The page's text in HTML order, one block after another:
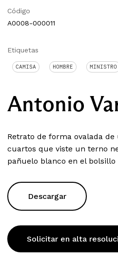
Código
A0008-000011
Etiquetas
CAMISA HOMBRE MINISTRO
Antonio
Retrato de forma ovalada
cuartos que viste un terno
pañuelo blanco en el
Descargar
Solicitar en alta